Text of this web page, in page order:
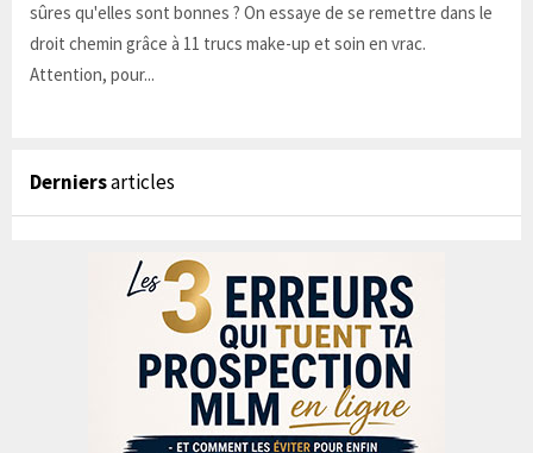
sûres qu'elles sont bonnes ? On essaye de se remettre dans le
droit chemin grâce à 11 trucs make-up et soin en vrac.
Attention, pour...
Derniersarticles